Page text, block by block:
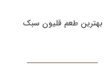
بهترین طعم قلیون سبک